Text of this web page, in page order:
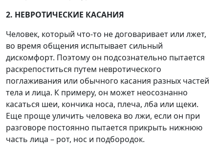
2. НЕВРОТИЧЕСКИЕ КАСАНИЯ
Человек, который что-то не договаривает или лжет,
во время общения испытывает сильный
дискомфорт. Поэтому он подсознательно пытается
раскрепоститься путем невротического
поглаживания или обычного касания разных частей
тела и лица. К примеру, он может неосознанно
касаться шеи, кончика носа, плеча, лба или щеки.
Еще проще уличить человека во лжи, если он при
разговоре постоянно пытается прикрыть нижнюю
часть лица – рот, нос и подбородок.